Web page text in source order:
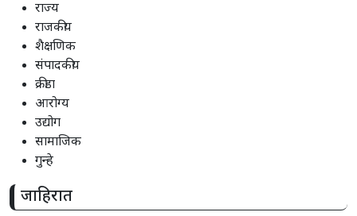
राज्य
राजकीय
शैक्षणिक
संपादकीय
क्रीडा
आरोग्य
उद्योग
सामाजिक
गुन्हे
जाहिरात